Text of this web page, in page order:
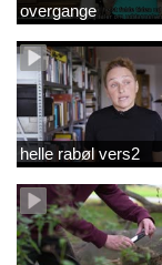
overgange
helle rabøl vers2